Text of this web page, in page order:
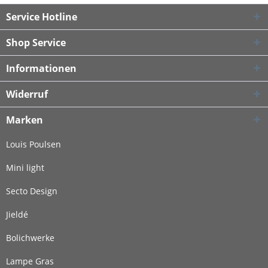
Service Hotline
Shop Service
Informationen
Widerruf
Marken
Louis Poulsen
Mini light
Secto Design
Jieldé
Bolichwerke
Lampe Gras